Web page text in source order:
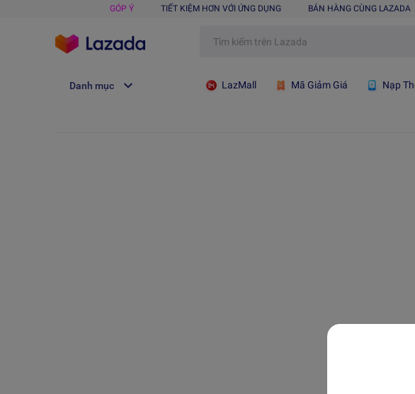
GÓP Ý TIẾT KIỆM HƠN VỚI ỨNG DỤNG BÁN HÀNG CÙNG LAZADA
Danh mục LazMall Mã Giảm Giá Nạp